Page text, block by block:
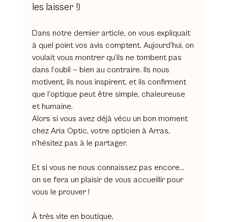
les laisser !)
Dans notre dernier article, on vous expliquait
à quel point vos avis comptent. Aujourd’hui, on
voulait vous montrer qu’ils ne tombent pas
dans l’oubli — bien au contraire. Ils nous
motivent, ils nous inspirent, et ils confirment
que l’optique peut être simple, chaleureuse
et humaine.
Alors si vous avez déjà vécu un bon moment
chez Aria Optic, votre opticien à Arras,
n’hésitez pas à le partager.
Et si vous ne nous connaissez pas encore…
on se fera un plaisir de vous accueillir pour
vous le prouver !
À très vite en boutique,